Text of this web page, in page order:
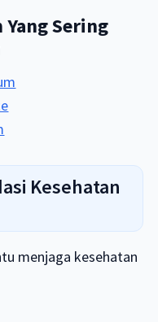
Sering
Kesehatan
menjaga kesehatan